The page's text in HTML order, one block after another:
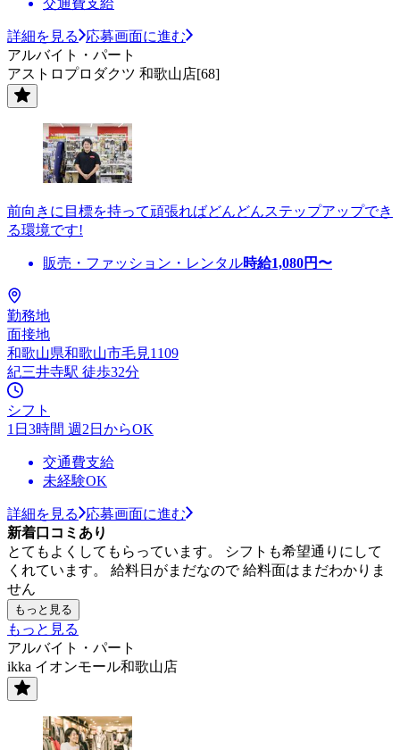
詳細を見る
応募画面に進む
アルバイト・パート
アストロプロダクツ 和歌山店[68]
前向きに目標を持って頑張ればどんどんステップアップでき
る環境です!
販売・ファッション・レンタル時給1,080円〜
勤務地
面接地
和歌山県和歌山市毛見1109
紀三井寺駅 徒歩32分
シフト
1日3時間 週2日からOK
交通費支給
未経験OK
詳細を見る
応募画面に進む
新着口コミあり
とてもよくしてもらっています。 シフトも希望通りにして
くれています。 給料日がまだなので 給料面はまだわかりま
せん
もっと見る
もっと見る
アルバイト・パート
ikka イオンモール和歌山店